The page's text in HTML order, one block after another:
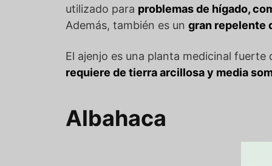
utilizado para problemas de hígado,
Además, también es un gran repelente
El ajenjo es una planta medicinal fuerte
requiere de tierra arcillosa y media
Albahaca